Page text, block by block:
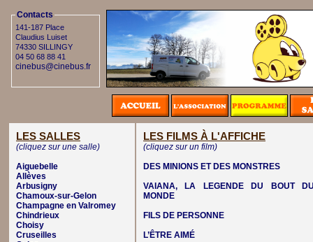
Contacts
141-187 Place
Claudius Luiset
74330 SILLINGY
04 50 68 88 41
cinebus@cinebus.fr
LES SALLES
(cliquez sur une salle)
Aiguebelle
Allèves
Arbusigny
Chamoux-sur-Gelon
Champagne en Valromey
Chindrieux
Choisy
Cruseilles
LES FILMS À L'AFFICHE
(cliquez sur un film)
DES MINIONS ET DES MONSTRES
VAIANA, LA LEGENDE DU BOUT
MONDE
FILS DE PERSONNE
L’ÊTRE AIMÉ